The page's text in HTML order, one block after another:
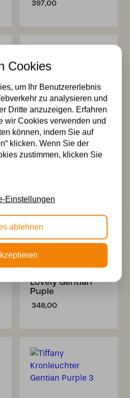
397,00
Tiffany
Pendelleuchte
Gentian Purple
162,00
Lovely Gentian
Puple
348,00
Cookies
um Ihr Benutzererlebnis
zu analysieren und
Dritte anzuzeigen. Erfahren
wir Cookies verwenden und
können, indem Sie auf
klicken. Wenn Sie der
zustimmen, klicken Sie
Einstellungen
ablehnen